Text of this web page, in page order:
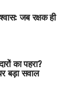
जब रक्षक ही
का पहरा?
बड़ा सवाल